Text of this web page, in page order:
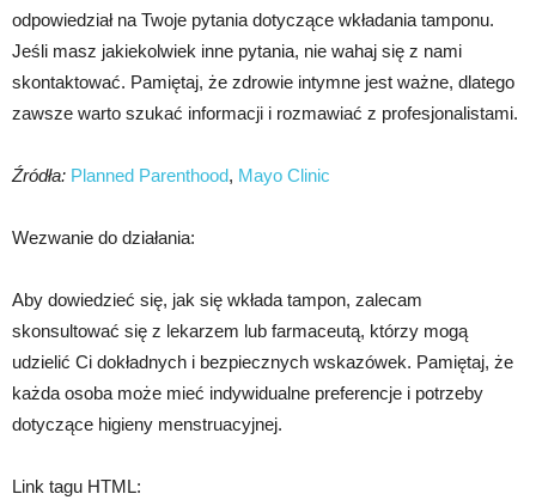
odpowiedział na Twoje pytania dotyczące wkładania tamponu.
Jeśli masz jakiekolwiek inne pytania, nie wahaj się z nami
skontaktować. Pamiętaj, że zdrowie intymne jest ważne, dlatego
zawsze warto szukać informacji i rozmawiać z profesjonalistami.
Źródła: Planned Parenthood, Mayo Clinic
Wezwanie do działania:
Aby dowiedzieć się, jak się wkłada tampon, zalecam
skonsultować się z lekarzem lub farmaceutą, którzy mogą
udzielić Ci dokładnych i bezpiecznych wskazówek. Pamiętaj, że
każda osoba może mieć indywidualne preferencje i potrzeby
dotyczące higieny menstruacyjnej.
Link tagu HTML: